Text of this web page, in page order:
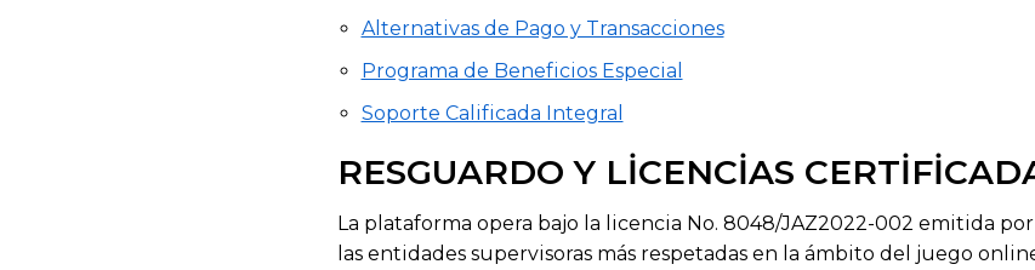
Alternativas de Pago y Transacciones
Programa de Beneficios Especial
Soporte Calificada Integral
RESGUARDO Y LICENCIAS
La plataforma opera bajo la licencia No. 8048/JAZ2022-002 emitida
las entidades supervisoras más respetadas en la ámbito del juego